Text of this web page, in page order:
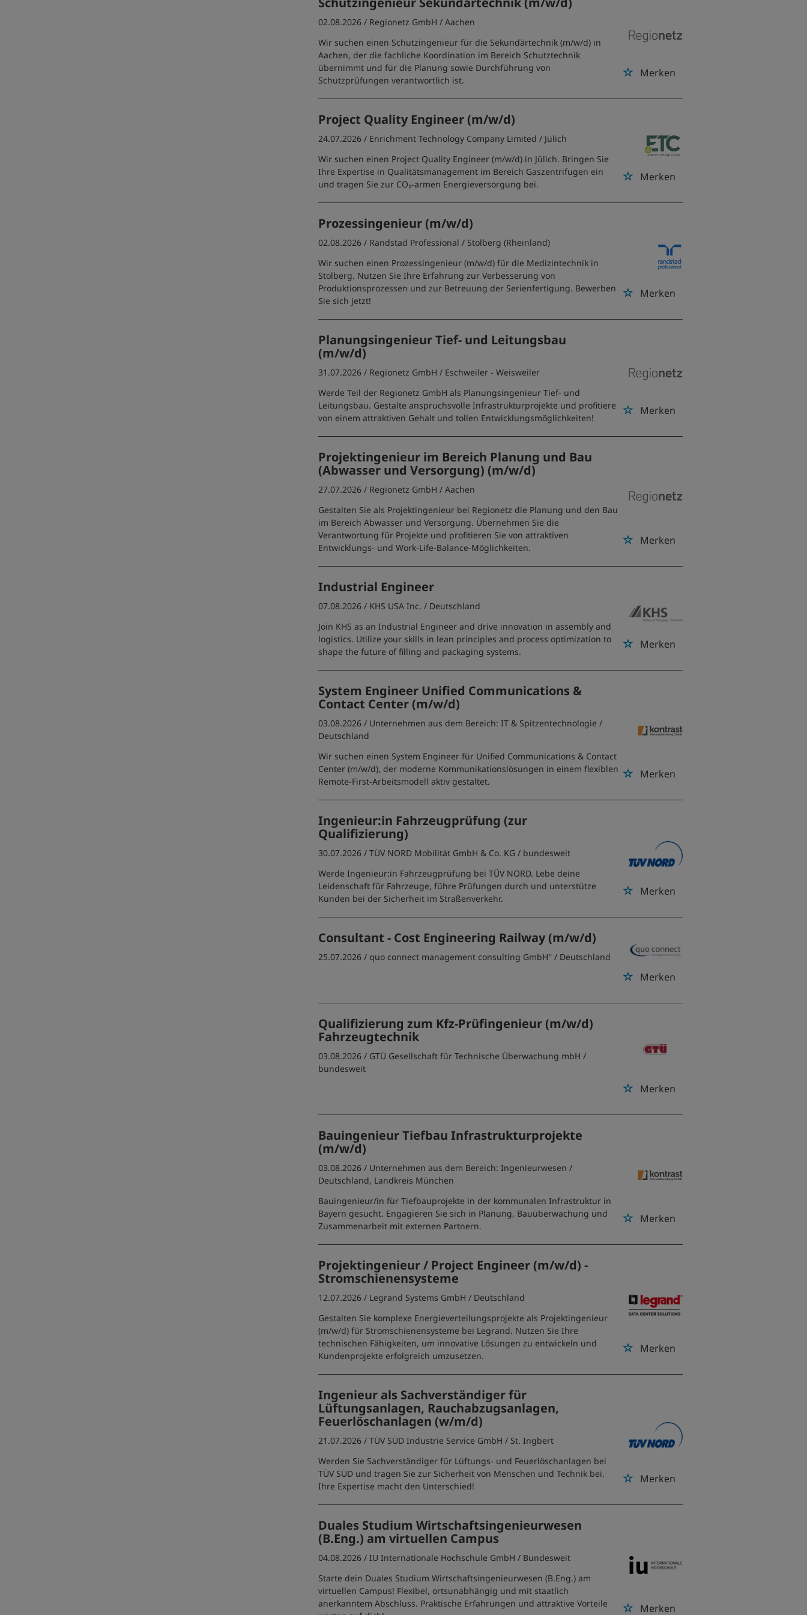
Merken
02.08.2026 / Regionetz GmbH / Aachen
Wir suchen einen Schutzingenieur für die Sekundärtechnik (m/w/d) in
Aachen, der die fachliche Koordination im Bereich Schutztechnik
übernimmt und für die Planung sowie Durchführung von
Schutzprüfungen verantwortlich ist.
Project Quality Engineer (m/w/d)
Merken
24.07.2026 / Enrichment Technology Company Limited / Jülich
Wir suchen einen Project Quality Engineer (m/w/d) in Jülich. Bringen Sie
Ihre Expertise in Qualitätsmanagement im Bereich Gaszentrifugen ein
und tragen Sie zur CO₂-armen Energieversorgung bei.
Prozessingenieur (m/w/d)
Merken
02.08.2026 / Randstad Professional / Stolberg (Rheinland)
Wir suchen einen Prozessingenieur (m/w/d) für die Medizintechnik in
Stolberg. Nutzen Sie Ihre Erfahrung zur Verbesserung von
Produktionsprozessen und zur Betreuung der Serienfertigung. Bewerben
Sie sich jetzt!
Planungsingenieur Tief- und Leitungsbau
(m/w/d)
Merken
31.07.2026 / Regionetz GmbH / Eschweiler - Weisweiler
Werde Teil der Regionetz GmbH als Planungsingenieur Tief- und
Leitungsbau. Gestalte anspruchsvolle Infrastrukturprojekte und profitiere
von einem attraktiven Gehalt und tollen Entwicklungsmöglichkeiten!
Projektingenieur im Bereich Planung und Bau
(Abwasser und Versorgung) (m/w/d)
Merken
27.07.2026 / Regionetz GmbH / Aachen
Gestalten Sie als Projektingenieur bei Regionetz die Planung und den Bau
im Bereich Abwasser und Versorgung. Übernehmen Sie die
Verantwortung für Projekte und profitieren Sie von attraktiven
Entwicklungs- und Work-Life-Balance-Möglichkeiten.
Industrial Engineer
Merken
07.08.2026 / KHS USA Inc. / Deutschland
Join KHS as an Industrial Engineer and drive innovation in assembly and
logistics. Utilize your skills in lean principles and process optimization to
shape the future of filling and packaging systems.
System Engineer Unified Communications &
Contact Center (m/w/d)
Merken
03.08.2026 / Unternehmen aus dem Bereich: IT & Spitzentechnologie /
Deutschland
Wir suchen einen System Engineer für Unified Communications & Contact
Center (m/w/d), der moderne Kommunikationslösungen in einem flexiblen
Remote-First-Arbeitsmodell aktiv gestaltet.
Ingenieur:in Fahrzeugprüfung (zur
Qualifizierung)
Merken
30.07.2026 /TÜV NORD Mobilität GmbH & Co. KG / bundesweit
Werde Ingenieur:in Fahrzeugprüfung bei TÜV NORD. Lebe deine
Leidenschaft für Fahrzeuge, führe Prüfungen durch und unterstütze
Kunden bei der Sicherheit im Straßenverkehr.
Consultant - Cost Engineering Railway (m/w/d)
Merken
25.07.2026 / quo connect management consulting GmbH'' / Deutschland
Qualifizierung zum Kfz-Prüfingenieur (m/w/d)
Fahrzeugtechnik
Merken
03.08.2026 / GTÜ Gesellschaft für Technische Überwachung mbH /
bundesweit
Bauingenieur Tiefbau Infrastrukturprojekte
(m/w/d)
Merken
03.08.2026 / Unternehmen aus dem Bereich: Ingenieurwesen /
Deutschland, Landkreis München
Bauingenieur/in für Tiefbauprojekte in der kommunalen Infrastruktur in
Bayern gesucht. Engagieren Sie sich in Planung, Bauüberwachung und
Zusammenarbeit mit externen Partnern.
Projektingenieur / Project Engineer (m/w/d) -
Stromschienensysteme
Merken
12.07.2026 / Legrand Systems GmbH / Deutschland
Gestalten Sie komplexe Energieverteilungsprojekte als Projektingenieur
(m/w/d) für Stromschienensysteme bei Legrand. Nutzen Sie Ihre
technischen Fähigkeiten, um innovative Lösungen zu entwickeln und
Kundenprojekte erfolgreich umzusetzen.
Ingenieur als Sachverständiger für
Lüftungsanlagen, Rauchabzugsanlagen,
Feuerlöschanlagen (w/m/d)
Merken
21.07.2026 /TÜV SÜD Industrie Service GmbH / St. Ingbert
Werden Sie Sachverständiger für Lüftungs- und Feuerlöschanlagen bei
TÜV SÜD und tragen Sie zur Sicherheit von Menschen und Technik bei.
Ihre Expertise macht den Unterschied!
Duales Studium Wirtschaftsingenieurwesen
(B.Eng.) am virtuellen Campus
Merken
04.08.2026 /IU Internationale Hochschule GmbH / Bundesweit
Starte dein Duales Studium Wirtschaftsingenieurwesen (B.Eng.) am
virtuellen Campus! Flexibel, ortsunabhängig und mit staatlich
anerkanntem Abschluss. Praktische Erfahrungen und attraktive Vorteile